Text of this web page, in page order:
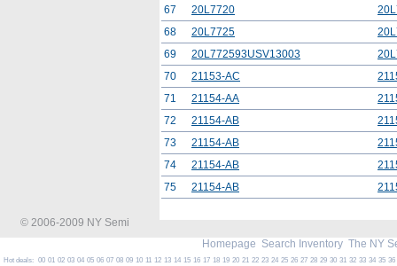
67
20L7720
68
20L7725
69
20L772593USV13003
70
21153-AC
71
21154-AA
72
21154-AB
73
21154-AB
74
21154-AB
75
21154-AB
© 2006-2009 NY Semi
Homepage Search Inventory The NY
Hot deals: 00 01 02 03 04 05 06 07 08 09 10 11 12 13 14 15 16 17 18 19 20 21 22 23 24 25 26 27 28 29 30 31 32 33 34 35 36